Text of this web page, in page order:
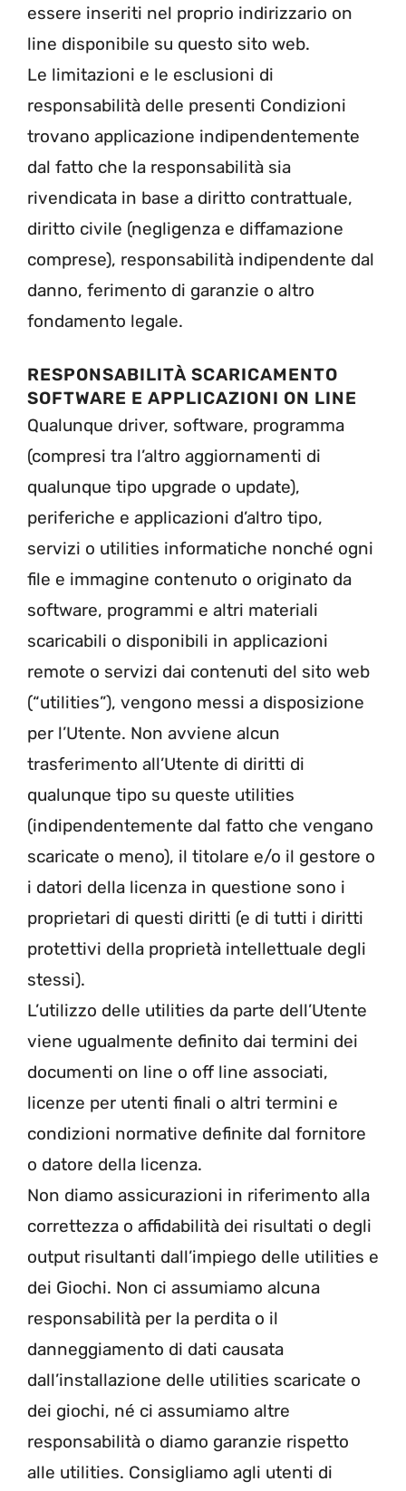
essere inseriti nel proprio indirizzario on
line disponibile su questo sito web.
Le limitazioni e le esclusioni di
responsabilità delle presenti Condizioni
trovano applicazione indipendentemente
dal fatto che la responsabilità sia
rivendicata in base a diritto contrattuale,
diritto civile (negligenza e diffamazione
comprese), responsabilità indipendente dal
danno, ferimento di garanzie o altro
fondamento legale.
RESPONSABILITÀ SCARICAMENTO
SOFTWARE E APPLICAZIONI ON LINE
Qualunque driver, software, programma
(compresi tra l’altro aggiornamenti di
qualunque tipo upgrade o update),
periferiche e applicazioni d’altro tipo,
servizi o utilities informatiche nonché ogni
file e immagine contenuto o originato da
software, programmi e altri materiali
scaricabili o disponibili in applicazioni
remote o servizi dai contenuti del sito web
(“utilities”), vengono messi a disposizione
per l’Utente. Non avviene alcun
trasferimento all’Utente di diritti di
qualunque tipo su queste utilities
(indipendentemente dal fatto che vengano
scaricate o meno), il titolare e/o il gestore o
i datori della licenza in questione sono i
proprietari di questi diritti (e di tutti i diritti
protettivi della proprietà intellettuale degli
stessi).
L’utilizzo delle utilities da parte dell’Utente
viene ugualmente definito dai termini dei
documenti on line o off line associati,
licenze per utenti finali o altri termini e
condizioni normative definite dal fornitore
o datore della licenza.
Non diamo assicurazioni in riferimento alla
correttezza o affidabilità dei risultati o degli
output risultanti dall’impiego delle utilities e
dei Giochi. Non ci assumiamo alcuna
responsabilità per la perdita o il
danneggiamento di dati causata
dall’installazione delle utilities scaricate o
dei giochi, né ci assumiamo altre
responsabilità o diamo garanzie rispetto
alle utilities. Consigliamo agli utenti di